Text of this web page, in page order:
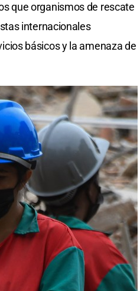
que organismos de rescate
internacionales
básicos y la amenaza de